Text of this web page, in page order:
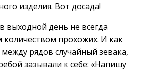
изделия. Вот досада!
выходной день не всегда
прохожих. И как
между рядов случайный зевака,
зазывали к себе: «Напишу